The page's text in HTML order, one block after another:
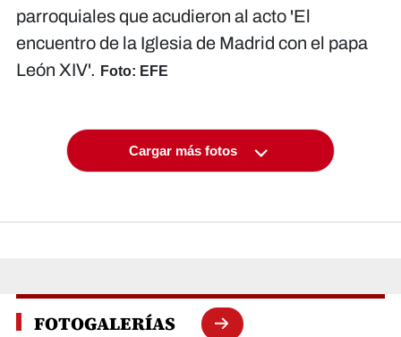
parroquiales que acudieron al acto 'El
encuentro de la Iglesia de Madrid con el papa
León XIV'. Foto: EFE
Cargar más fotos
FOTOGALERÍAS